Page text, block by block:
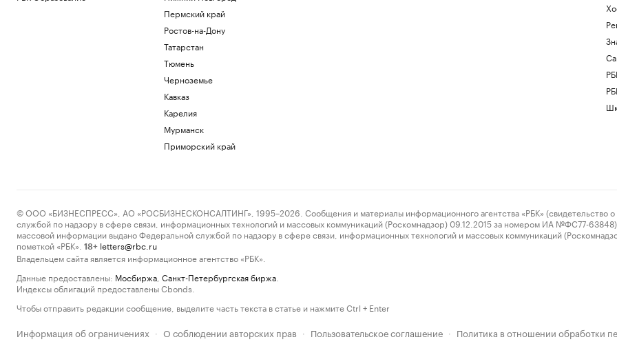
Пермский край
Ростов-на-Дону
Татарстан
Тюмень
Черноземье
Кавказ
Карелия
Мурманск
Приморский край
© ООО «БИЗНЕСПРЕСС», АО «РОСБИЗНЕСКОНСАЛТИНГ», 1995–2026. Сообщения и материалы информационного агентства «РБК» (свидетельство о
службой по надзору в сфере связи, информационных технологий и массовых коммуникаций (Роскомнадзор) 09.12.2015 за номером ИА №ФС77-63848)
массовой информации выдано Федеральной службой по надзору в сфере связи, информационных технологий и массовых коммуникаций
пометкой «РБК».
18+ letters@rbc.ru
Владельцем сайта является информационное агентство «РБК».
Данные предоставлены: Мосбиржа Санкт-Петербургская биржа
Индексы облигаций предоставлены Cbonds.
Чтобы отправить редакции сообщение, выделите часть текста в статье и нажмите Ctrl + Enter
Информация об ограничениях · О соблюдении авторских прав · Пользовательское соглашение · Политика в отношении обработки